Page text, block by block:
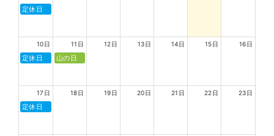
定休日
10日
定休日
11日
山の日
12日 13日 14日 15日 16日
17日
定休日
18日 19日 20日 21日 22日 23日